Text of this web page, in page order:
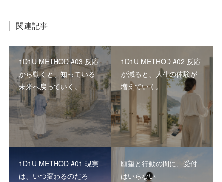
関連記事
1D1U METHOD #03 反応
から動くと、知っている
未来へ戻っていく。
1D1U METHOD #02 反応
が減ると、人生の体験が
増えていく。
1D1U METHOD #01 現実
は、いつ変わるのだろ
願望と行動の間に、受付
はいらない